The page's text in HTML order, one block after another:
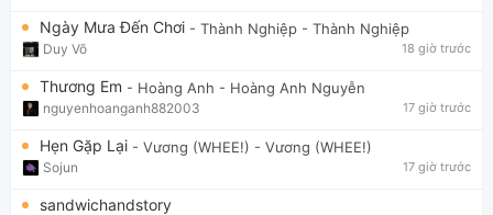
Ngày Mưa Đến Chơi - Thành Nghiệp - Thành Nghiệp
Duy Võ 18 giờ trước
Thương Em - Hoàng Anh - Hoàng Anh Nguyễn
nguyenhoanganh882003 17 giờ trước
Hẹn Gặp Lại - Vương (WHEE!) - Vương (WHEE!)
Sojun 17 giờ trước
sandwichandstory